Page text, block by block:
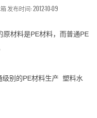
发布时间: 2012-10-09
原材料是PE材料，而普通PE
别的PE材料生产 塑料水